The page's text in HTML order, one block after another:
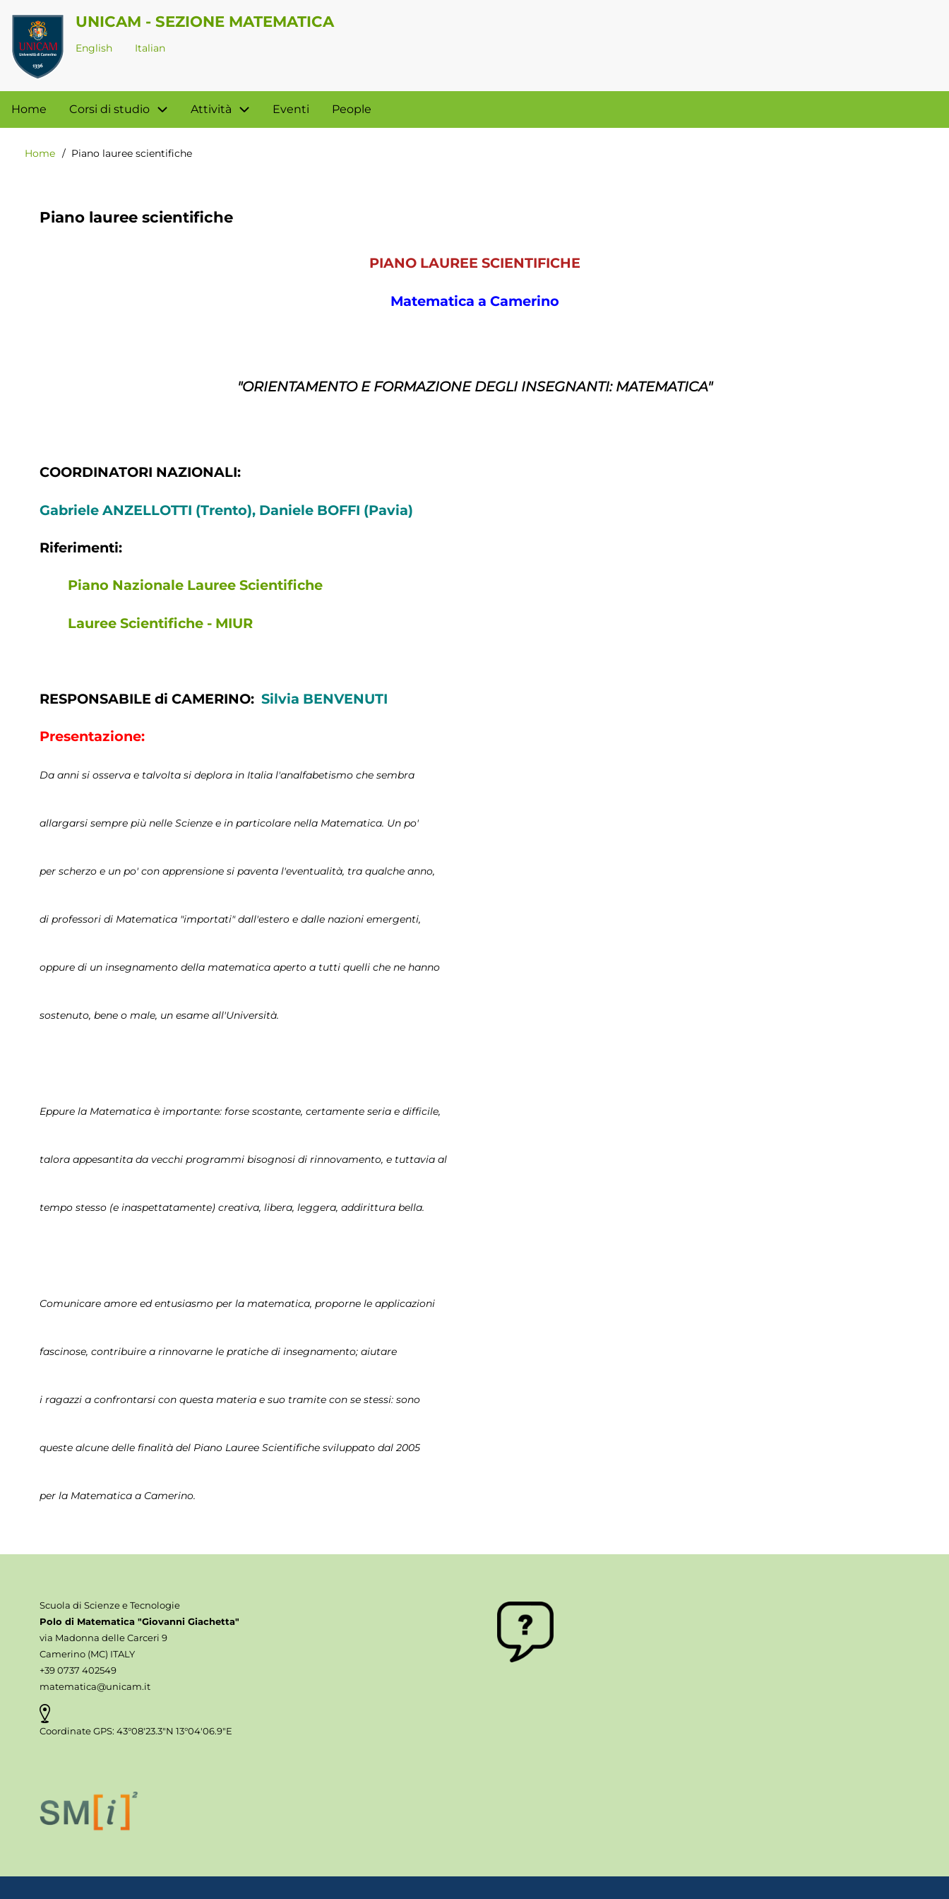
Salta
contenuto
principale
UNICAM - SEZIONE MATEMATICA
English Italian
Navigazione
Home Corsi di studio Attività Eventi People
Briciole
Home Piano lauree scientifiche
Piano lauree scientifiche
PIANO LAUREE SCIENTIFICHE
Matematica a Camerino
"ORIENTAMENTO E FORMAZIONE DEGLI INSEGNANTI: MATEMATICA"
COORDINATORI NAZIONALI:
Gabriele ANZELLOTTI (Trento), Daniele BOFFI (Pavia)
Riferimenti:
Piano Nazionale Lauree Scientifiche
Lauree Scientifiche - MIUR
RESPONSABILE di CAMERINO: Silvia BENVENUTI
Presentazione:
Da anni si osserva e talvolta si deplora in Italia l'analfabetismo che sembra
allargarsi sempre più nelle Scienze e in particolare nella Matematica. Un po'
per scherzo e un po' con apprensione si paventa l'eventualità, tra qualche anno,
di professori di Matematica "importati" dall'estero e dalle nazioni emergenti,
oppure di un insegnamento della matematica aperto a tutti quelli che ne hanno
sostenuto, bene o male, un esame all'Università.
Eppure la Matematica è importante: forse scostante, certamente seria e difficile,
talora appesantita da vecchi programmi bisognosi di rinnovamento, e tuttavia al
tempo stesso (e inaspettatamente) creativa, libera, leggera, addirittura bella.
Comunicare amore ed entusiasmo per la matematica, proporne le applicazioni
fascinose, contribuire a rinnovarne le pratiche di insegnamento; aiutare
i ragazzi a confrontarsi con questa materia e suo tramite con se stessi: sono
queste alcune delle finalità del Piano Lauree Scientifiche sviluppato dal 2005
per la Matematica a Camerino.
Scuola di Scienze e Tecnologie
Polo di Matematica "Giovanni Giachetta"
via Madonna delle Carceri 9
Camerino (MC) ITALY
+39 0737 402549
matematica@unicam.it
Coordinate GPS: 43°08'23.3"N 13°04'06.9"E